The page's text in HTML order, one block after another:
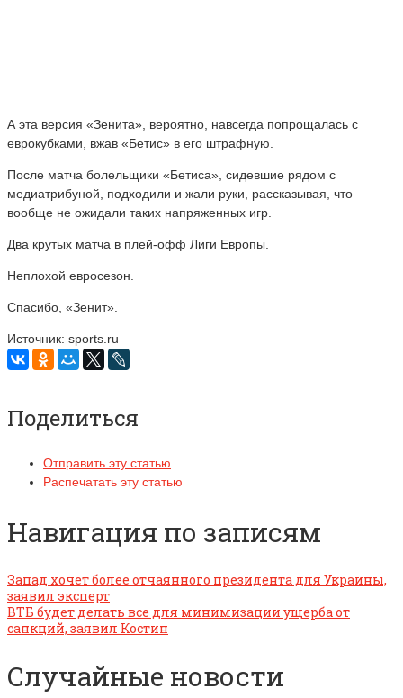
А эта версия «Зенита», вероятно, навсегда попрощалась с
еврокубками, вжав «Бетис» в его штрафную.
После матча болельщики «Бетиса», сидевшие рядом с
медиатрибуной, подходили и жали руки, рассказывая, что
вообще не ожидали таких напряженных игр.
Два крутых матча в плей-офф Лиги Европы.
Неплохой евросезон.
Спасибо, «Зенит».
Источник: sports.ru
Поделиться
Отправить эту статью
Распечатать эту статью
Навигация по записям
Запад хочет более отчаянного президента для Украины,
заявил эксперт
ВТБ будет делать все для минимизации ущерба от
санкций, заявил Костин
Случайные новости